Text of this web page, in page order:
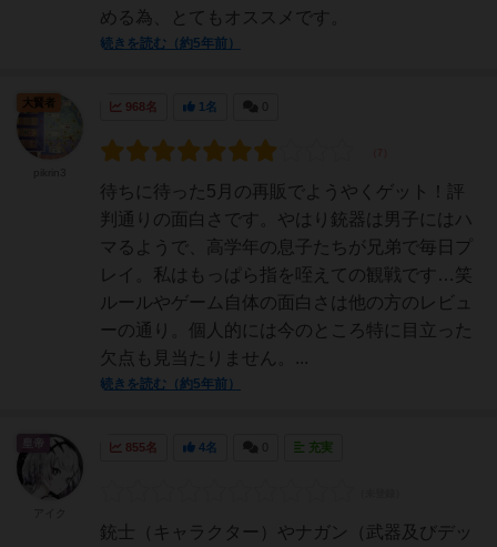
める為、とてもオススメです。
続きを読む（約5年前）
968名 1名
待ちに待った5月の再販でようやくゲット！評
判通りの面白さです。やはり銃器は男子にはハ
マるようで、高学年の息子たちが兄弟で毎日プ
レイ。私はもっぱら指を咥えての観戦です…笑
ルールやゲーム自体の面白さは他の方のレビュ
ーの通り。個人的には今のところ特に目立った
欠点も見当たりません。...
続きを読む（約5年前）
大賢者
855名 4名 充実
銃士（キャラクター）やナガン（武器及びデッ